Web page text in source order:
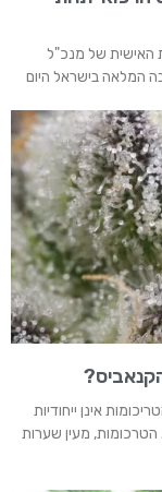
האישית של מנכ"ל
המלאה בישראל היום
אינן ייחודיות
הטרכומות, מעין שערות